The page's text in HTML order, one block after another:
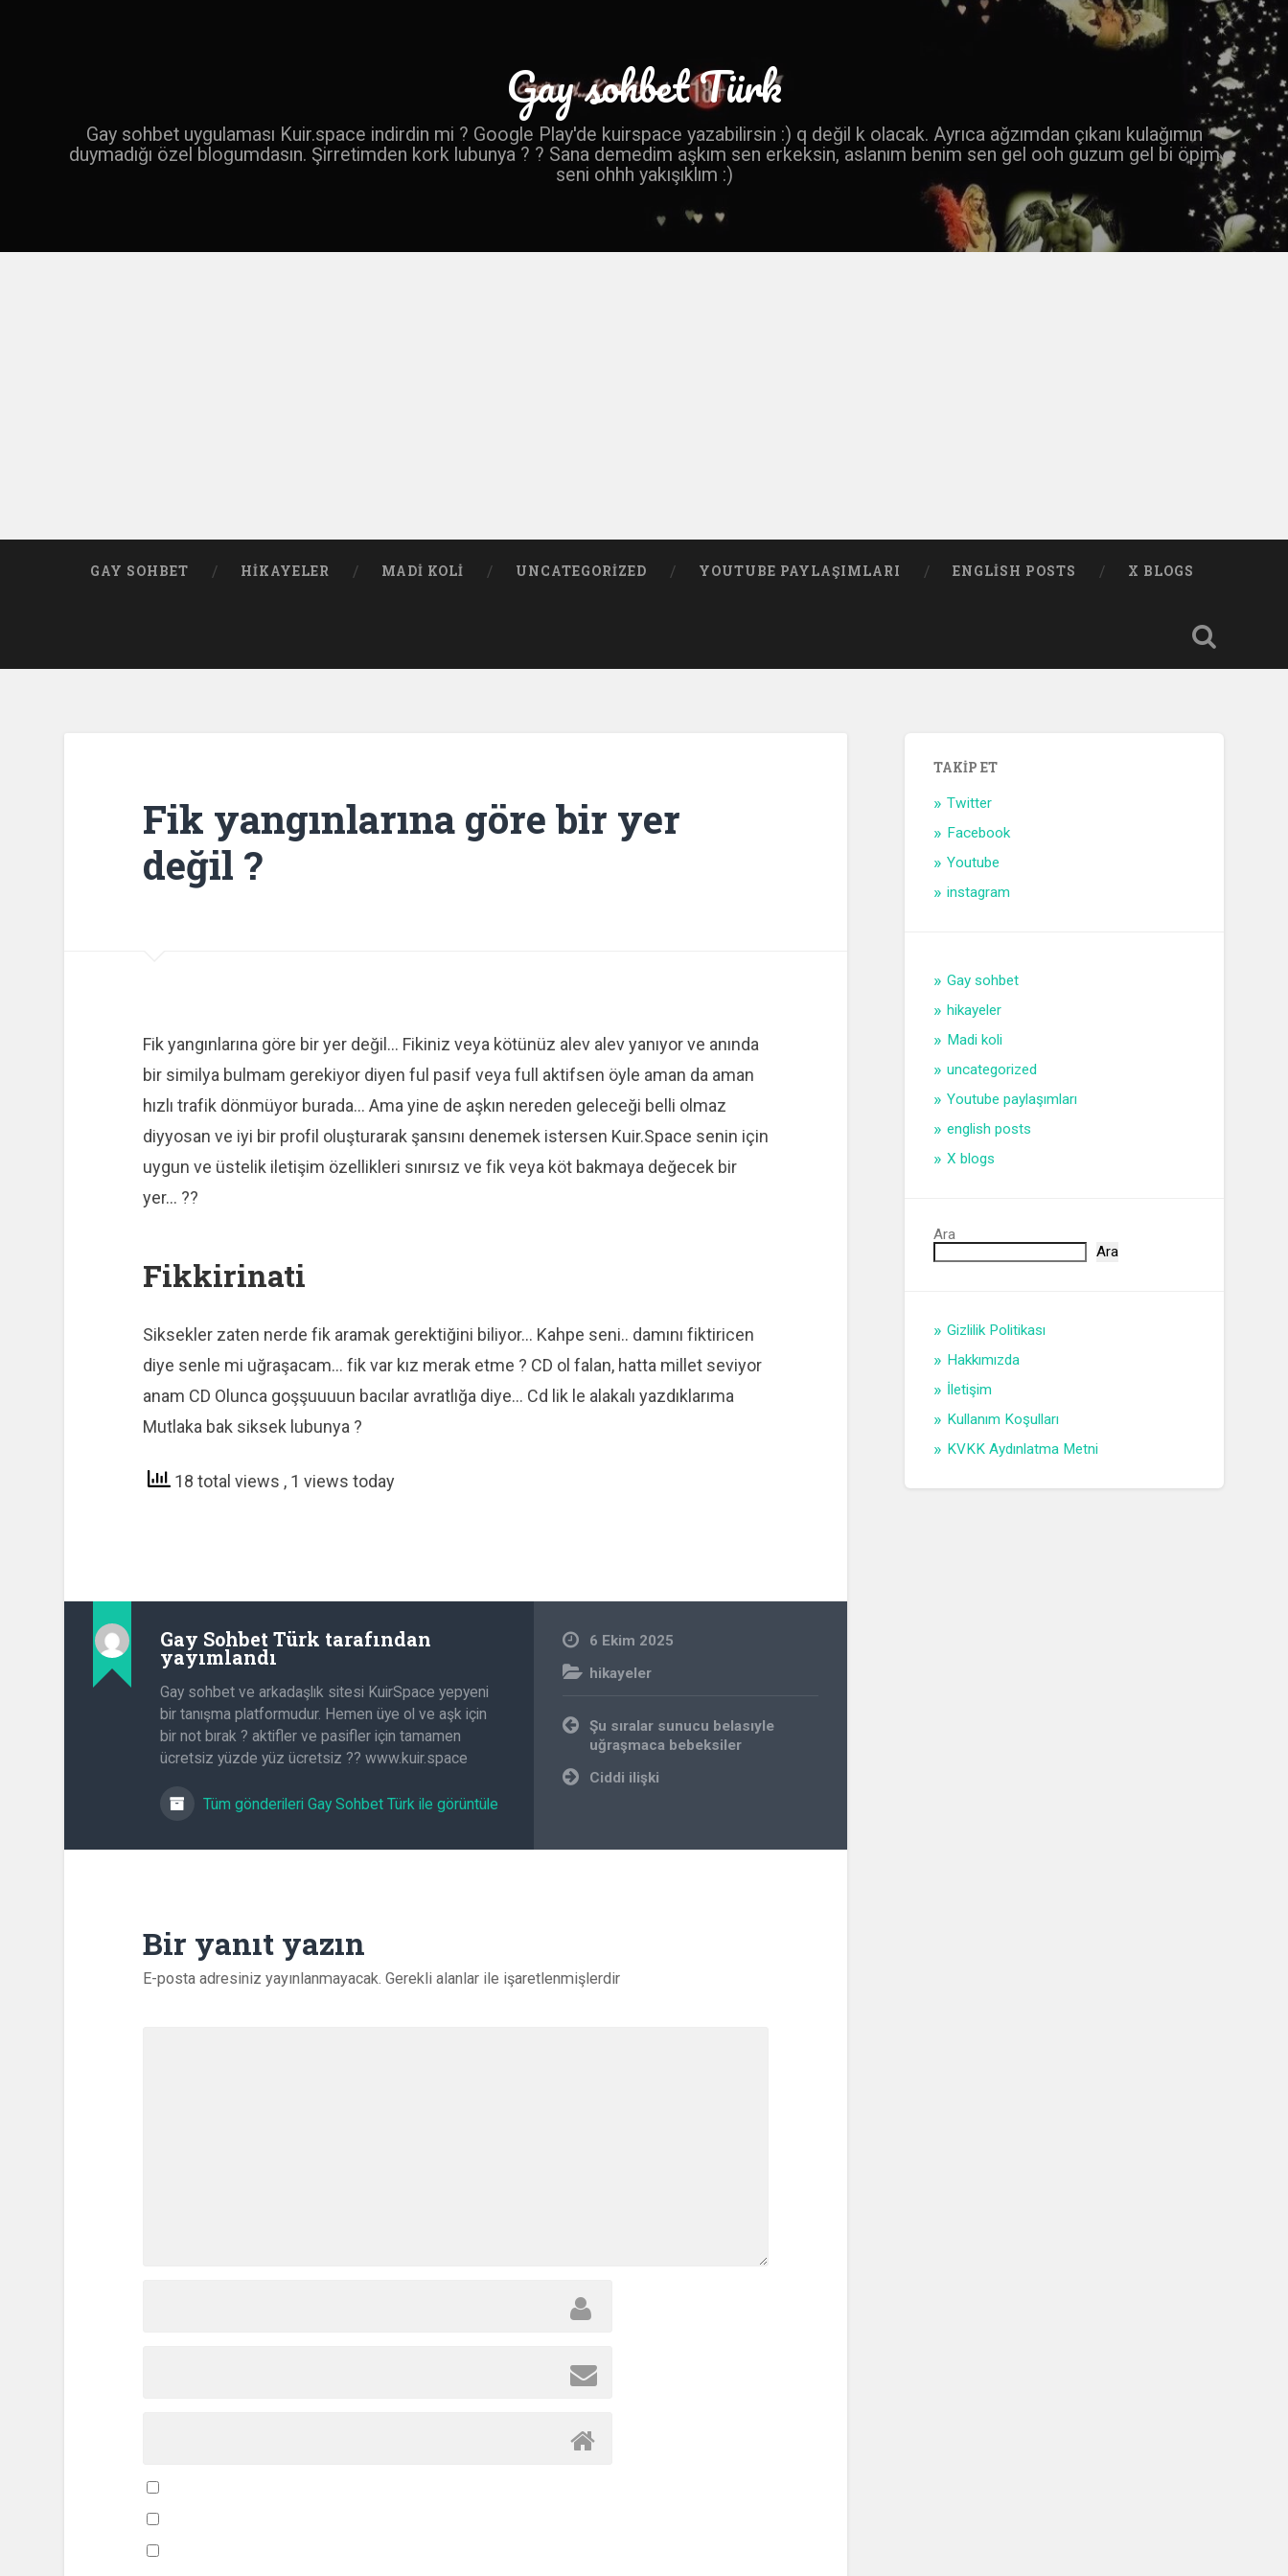
Gay sohbet Türk
Gay sohbet uygulaması Kuir.space indirdin mi ? Google Play'de kuirspace yazabilirsin :) q değil k olacak. Ayrıca ağzımdan çıkanı kulağımın
duymadığı özel blogumdasın. Şirretimden kork lubunya ? ? Sana demedim aşkım sen erkeksin, aslanım benim sen gel ooh guzum gel bi öpim
seni ohhh yakışıklım :)
GAY SOHBET HIKAYELER MADI KOLI UNCATEGORIZED YOUTUBE PAYLAŞIMLARI ENGLISH POSTS X BLOGS
Fik yangınlarına göre bir yer
değil ?
Fik yangınlarına göre bir yer değil… Fikiniz veya kötünüz alev alev yanıyor ve anında
bir similya bulmam gerekiyor diyen ful pasif veya full aktifsen öyle aman da aman
hızlı trafik dönmüyor burada… Ama yine de aşkın nereden geleceği belli olmaz
diyyosan ve iyi bir profil oluşturarak şansını denemek istersen Kuir.Space senin için
uygun ve üstelik iletişim özellikleri sınırsız ve fik veya köt bakmaya değecek bir
yer… ??
Fikkirinati
Siksekler zaten nerde fik aramak gerektiğini biliyor… Kahpe seni.. damını fiktiricen
diye senle mi uğraşacam… fik var kız merak etme ? CD ol falan, hatta millet seviyor
anam CD Olunca goşşuuuun bacılar avratlığa diye… Cd lik le alakalı yazdıklarıma
Mutlaka bak siksek lubunya ?
18 total views , 1 views today
Gay Sohbet Türk tarafından
yayımlandı
Gay sohbet ve arkadaşlık sitesi KuirSpace yepyeni
bir tanışma platformudur. Hemen üye ol ve aşk için
bir not bırak ? aktifler ve pasifler için tamamen
ücretsiz yüzde yüz ücretsiz ?? www.kuir.space
Tüm gönderileri Gay Sohbet Türk ile görüntüle
6 Ekim 2025
hikayeler
Yazı
gezinmesi
Şu sıralar sunucu belasıyle
uğraşmaca bebeksiler
Ciddi ilişki
Bir yanıt yazın
E-posta adresiniz yayınlanmayacak. Gerekli alanlar ile işaretlenmişlerdir
TAKIP ET
Twitter
Facebook
Youtube
instagram
Gay sohbet
hikayeler
Madi koli
uncategorized
Youtube paylaşımları
english posts
X blogs
Ara
Ara
Gizlilik Politikası
Hakkımızda
İletişim
Kullanım Koşulları
KVKK Aydınlatma Metni